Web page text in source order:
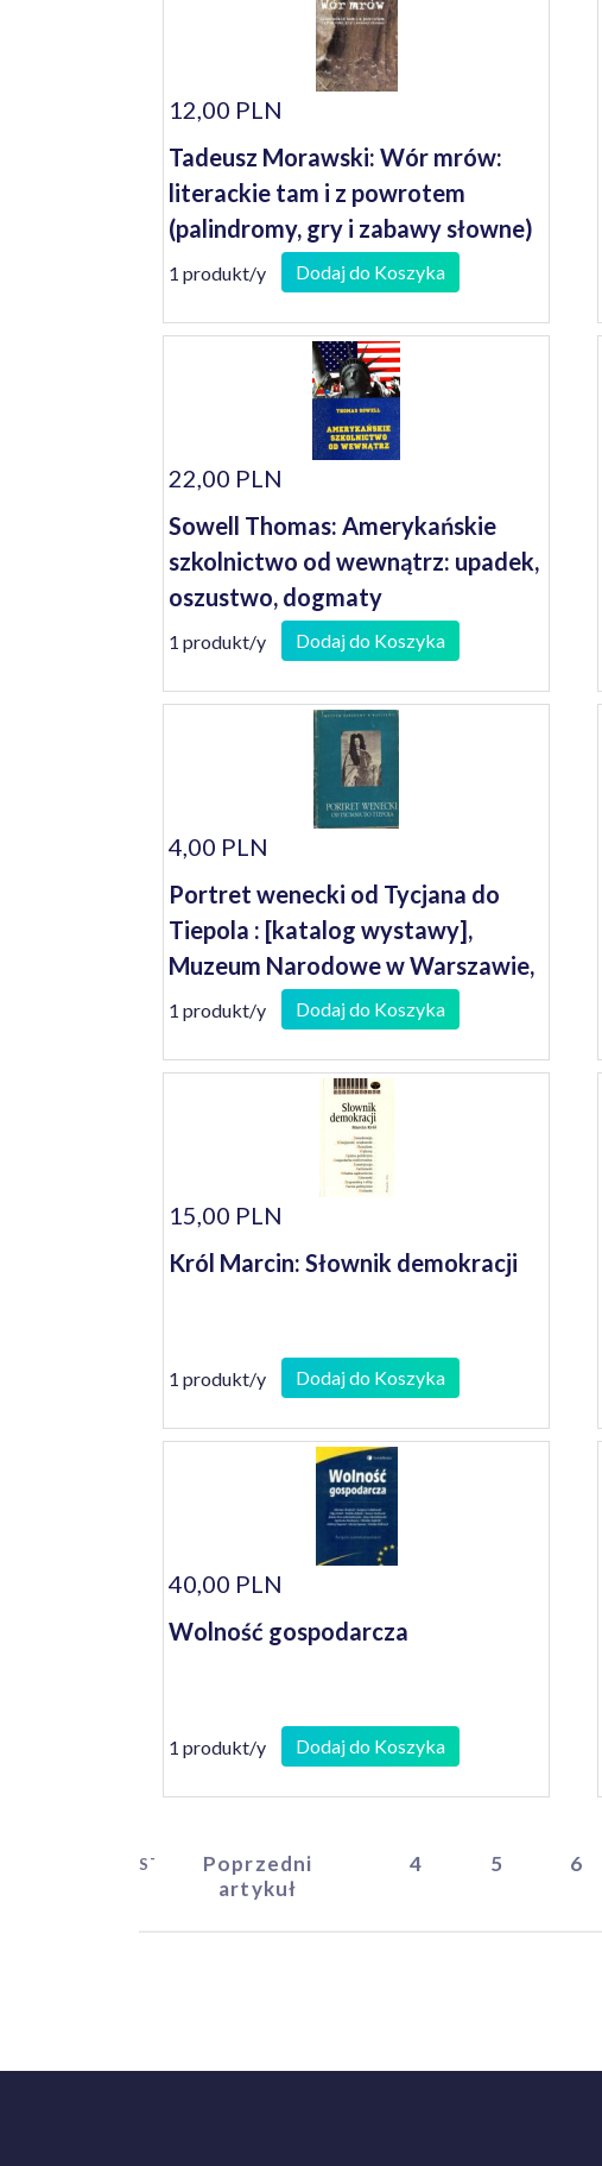
12,00 PLN
Tadeusz Morawski: Wór mrów:
literackie tam i z powrotem
(palindromy, gry i zabawy słowne)
1 produkt/y Dodaj do Koszyka
22,00 PLN
Sowell Thomas: Amerykańskie
szkolnictwo od wewnątrz: upadek,
oszustwo, dogmaty
1 produkt/y Dodaj do Koszyka
4,00 PLN
Portret wenecki od Tycjana do
Tiepola : [katalog wystawy],
Muzeum Narodowe w Warszawie,
15 kwiecień - 30 maj 1956
1 produkt/y Dodaj do Koszyka
15,00 PLN
Król Marcin: Słownik demokracji
1 produkt/y Dodaj do Koszyka
40,00 PLN
Wolność gospodarcza
1 produkt/y Dodaj do Koszyka
START
Poprzedni
artykuł
4 5 6